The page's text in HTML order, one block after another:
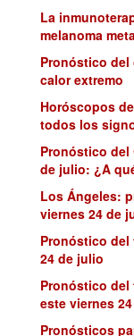
La
melanoma
Pronóstico
calor extremo
Horóscopos
todos los
Pronóstico del
de julio: ¿A
Los Ángeles:
viernes 24 de
Pronóstico del
24 de julio
Pronóstico del
este viernes
Pronósticos